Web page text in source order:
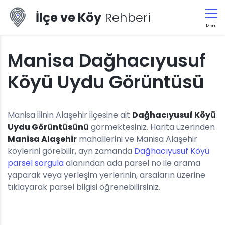
İlçe ve Köy Rehberi
Menü
Manisa Dağhacıyusuf
Köyü Uydu Görüntüsü
Manisa ilinin Alaşehir ilçesine ait Dağhacıyusuf Köyü
Uydu Görüntüsünü görmektesiniz. Harita üzerinden
Manisa Alaşehir mahallerini ve Manisa Alaşehir
köylerini görebilir, ayn zamanda Dağhacıyusuf Köyü
parsel sorgulaalanından ada parsel no ile arama
yaparak veya yerleşim yerlerinin, arsaların üzerine
tıklayarak parsel bilgisi öğrenebilirsiniz.